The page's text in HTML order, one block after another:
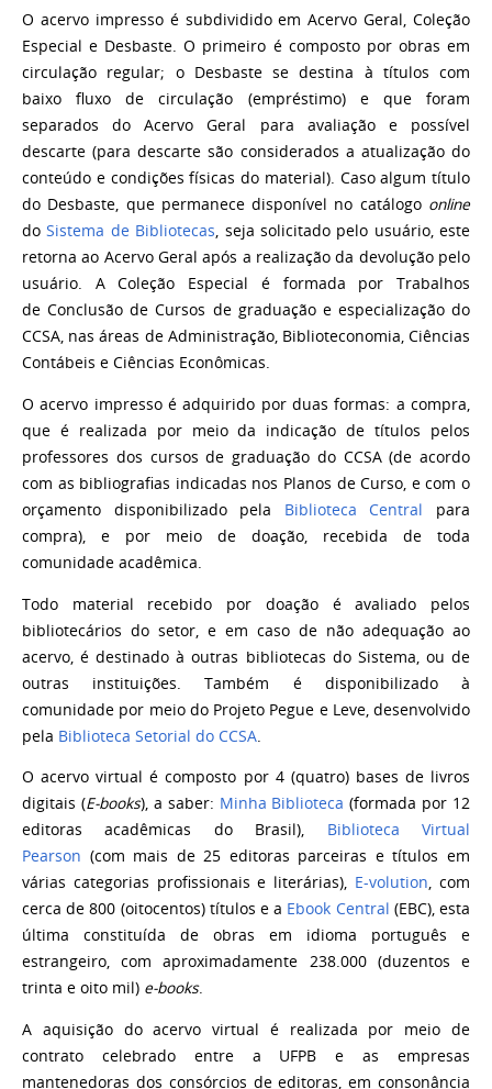
O acervo impresso é subdividido em Acervo Geral, Coleção
Especial e Desbaste. O primeiro é composto por obras em
circulação regular; o Desbaste se destina à títulos com
baixofluxo de circulação (empréstimo) e que foram
separados do Acervo Geral para avaliação e possível
descarte (para descarte são considerados a atualização do
conteúdo e condições físicas do material). Caso algum título
do Desbaste, que permanece disponível no catálogo online
doSistema de Bibliotecas, seja solicitado pelo usuário, este
retorna ao Acervo Geral após a realização da devolução pelo
usuário. A Coleção Especial é formada por Trabalhos
deConclusão de Cursos de graduação e especialização do
CCSA, nas áreas de Administração, Biblioteconomia, Ciências
Contábeis e Ciências Econômicas.
O acervo impresso é adquirido por duas formas: a compra,
que é realizada por meio da indicação de títulos pelos
professores dos cursos de graduação do CCSA (de acordo
com as bibliografias indicadas nos Planos de Curso, e com o
orçamento disponibilizado pela Biblioteca Central para
compra), e por meio de doação, recebida de toda
comunidade acadêmica.
Todo material recebido por doação é avaliado pelos
bibliotecários do setor, e em caso de não adequação ao
acervo, é destinado à outras bibliotecas do Sistema, ou de
outras instituições. Também é disponibilizado à
comunidade por meio do Projeto Pegue e Leve, desenvolvido
pela Biblioteca Setorial do CCSA.
O acervo virtual é composto por 4 (quatro) bases de livros
digitais (E-books), a saber: Minha Biblioteca (formada por 12
editoras acadêmicas do Brasil), Biblioteca Virtual
Pearson (com mais de 25 editoras parceiras e títulos em
várias categorias profissionais e literárias), E-volution, com
cerca de 800 (oitocentos) títulos e a Ebook Central (EBC), esta
última constituída de obras em idioma português e
estrangeiro, com aproximadamente 238.000 (duzentos e
trinta e oito mil) e-books.
A aquisição do acervo virtual é realizada por meio de
contrato celebrado entre a UFPBe as empresas
mantenedoras dos consórcios de editoras, em consonância